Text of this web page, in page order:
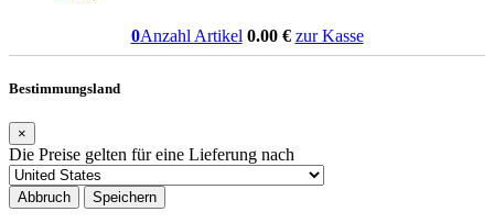
0Anzahl Artikel 0.00€ zur Kasse
Bestimmungsland
×
Die Preise gelten für eine Lieferung nach
Abbruch Speichern